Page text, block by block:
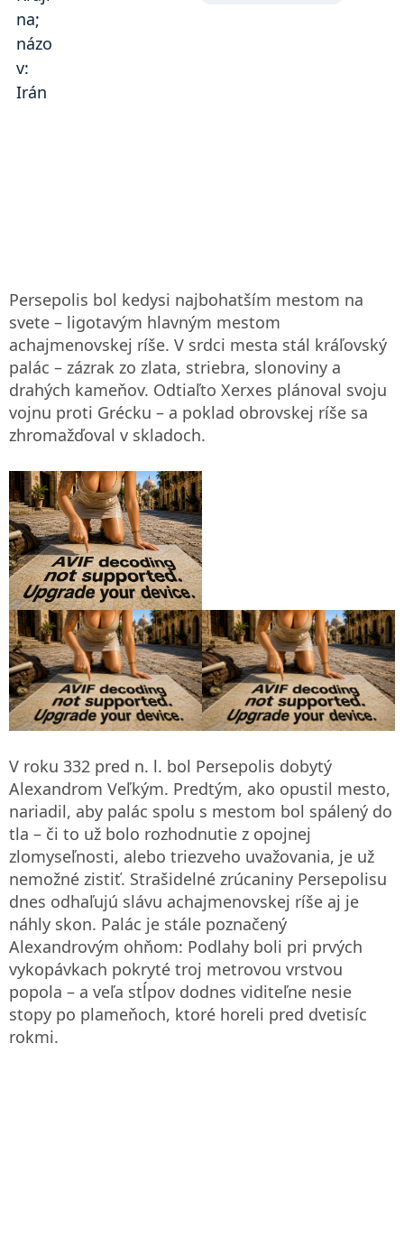
Persepolis bol kedysi najbohatším mestom na
svete – ligotavým hlavným mestom
achajmenovskej ríše. V srdci mesta stál kráľovský
palác – zázrak zo zlata, striebra, slonoviny a
drahých kameňov. Odtiaľto Xerxes plánoval svoju
vojnu proti Grécku – a poklad obrovskej ríše sa
zhromažďoval v skladoch.
V roku 332 pred n. l. bol Persepolis dobytý
Alexandrom Veľkým. Predtým, ako opustil mesto,
nariadil, aby palác spolu s mestom bol spálený do
tla – či to už bolo rozhodnutie z opojnej
zlomyseľnosti, alebo triezveho uvažovania, je už
nemožné zistiť. Strašidelné zrúcaniny Persepolisu
dnes odhaľujú slávu achajmenovskej ríše aj je
náhly skon. Palác je stále poznačený
Alexandrovým ohňom: Podlahy boli pri prvých
vykopávkach pokryté troj metrovou vrstvou
popola – a veľa stĺpov dodnes viditeľne nesie
stopy po plameňoch, ktoré horeli pred dvetisíc
rokmi.